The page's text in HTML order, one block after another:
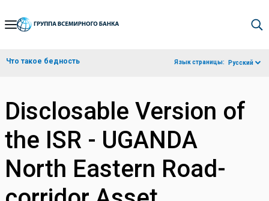
Skip
Navigation
Что такое бедность Язык страницы: Русский
Disclosable Version of
the ISR - UGANDA
North Eastern Road-